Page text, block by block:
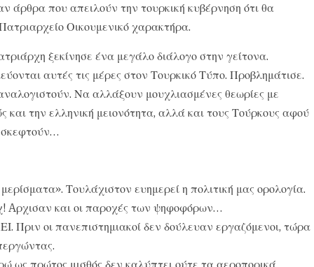
άρθρα που απειλούν την τουρκική κυβέρνηση ότι θα
Οικουμενικό χαρακτήρα.
ξεκίνησε ένα μεγάλο διάλογο στην γείτονα.
αυτές τις μέρες στον Τουρκικό Τύπο. Προβλημάτισε.
Να αλλάξουν μουχλιασμένες θεωρίες με
την ελληνική μειονότητα, αλλά και τους Τούρκους αφού
σκεφτούν…
Τουλάχιστον ευημερεί η πολιτική μας ορολογία.
και οι παροχές των ψηφοφόρων…
Πριν οι πανεπιστημιακοί δεν δούλευαν εργαζόμενοι, τώρα